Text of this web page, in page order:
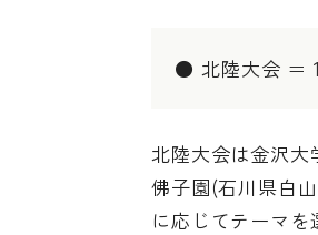
● 北陸大会 ＝
北陸大会は金沢
佛子園(石川県白
に応じてテーマ